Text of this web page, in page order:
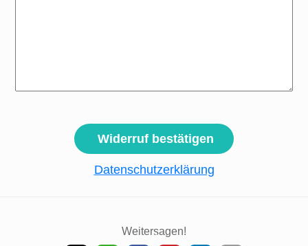
Widerruf bestätigen
Datenschutzerklärung
Weitersagen!
Back